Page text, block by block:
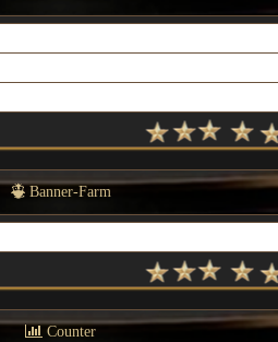
Banner-Farm
Counter